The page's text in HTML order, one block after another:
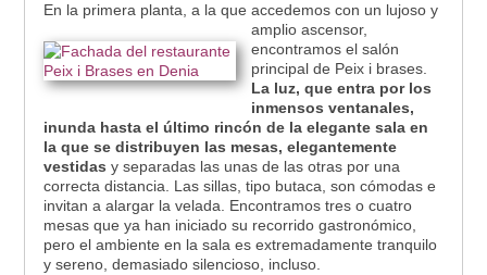
En la primera planta, a la que accedemos con un lujoso y
amplio ascensor,
encontramos el salón
principal de Peix i brases.
La luz, que entra por los
inmensos ventanales,
inunda hasta el último rincón de la elegante sala en
la que se distribuyen las mesas, elegantemente
vestidas y separadas las unas de las otras por una
correcta distancia. Las sillas, tipo butaca, son cómodas e
invitan a alargar la velada. Encontramos tres o cuatro
mesas que ya han iniciado su recorrido gastronómico,
pero el ambiente en la sala es extremadamente tranquilo
y sereno, demasiado silencioso, incluso.